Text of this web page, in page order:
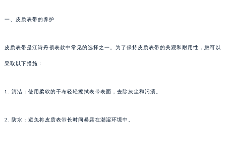
一、皮质表带的养护
皮质表带是江诗丹顿表款中常见的选择之一。为了保持皮质表带的美观和耐用性，您可以
采取以下措施：
1. 清洁：使用柔软的干布轻轻擦拭表带表面，去除灰尘和污渍。
2. 防水：避免将皮质表带长时间暴露在潮湿环境中。